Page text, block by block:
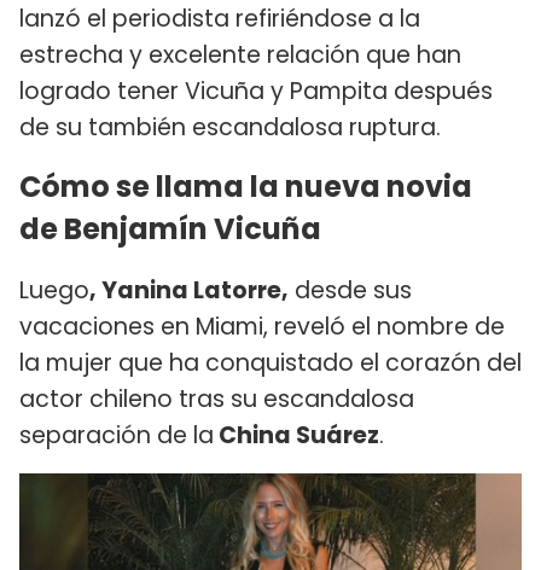
lanzó el periodista refiriéndose a la
estrecha y excelente relación que han
logrado tener Vicuña y Pampita después
de su también escandalosa ruptura.
Cómo se llama la nueva novia
de Benjamín Vicuña
Luego, Yanina Latorre, desde sus
vacaciones en Miami, reveló el nombre de
la mujer que ha conquistado el corazón del
actor chileno tras su escandalosa
separación de la China Suárez.